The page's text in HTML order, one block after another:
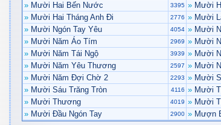
» Mười Hai Bến Nước 3395 » Mười
» Mười Hai Tháng Anh Đi 2776 » Mười
» Mười Ngón Tay Yêu 4054 » Mười
» Mười Năm Áo Tím 2969 » Mười
» Mười Năm Tái Ngộ 3939 » Mười
» Mười Năm Yêu Thương 2597 » Mười
» Mười Năm Đợi Chờ 2 2293 » Mười
» Mười Sáu Trăng Tròn 4116 » Mười
» Mười Thương 4019 » Mười
» Mười Đầu Ngón Tay 2900 » Mượn